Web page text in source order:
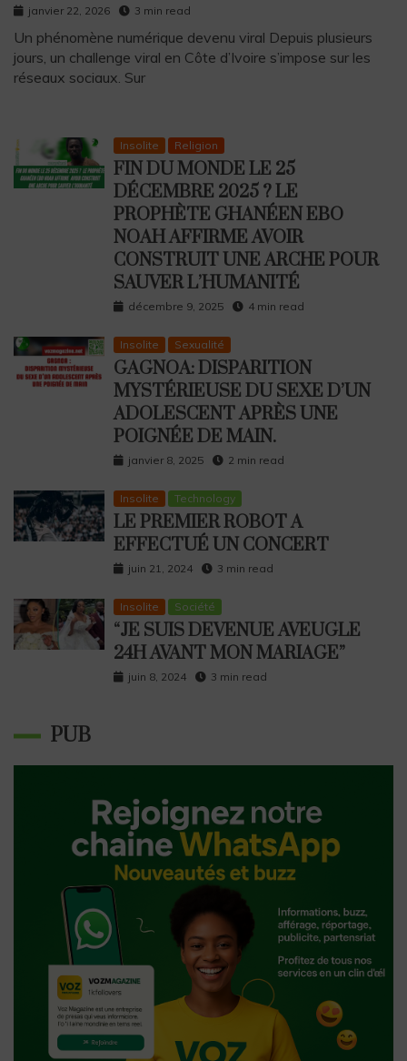
janvier 22, 2026 3 min read
Un phénomène numérique devenu viral Depuis plusieurs
jours, un challenge viral en Côte d’Ivoire s’impose sur les
réseaux sociaux. Sur
Insolite Religion
FIN DU MONDE LE 25
DÉCEMBRE 2025 ? LE
PROPHÈTE GHANÉEN EBO
NOAH AFFIRME AVOIR
CONSTRUIT UNE ARCHE POUR
SAUVER L’HUMANITÉ
décembre 9, 2025 4 min read
Insolite Sexualité
GAGNOA: DISPARITION
MYSTÉRIEUSE DU SEXE D’UN
ADOLESCENT APRÈS UNE
POIGNÉE DE MAIN.
janvier 8, 2025 2 min read
Insolite Technology
LE PREMIER ROBOT A
EFFECTUÉ UN CONCERT
juin 21, 2024 3 min read
Insolite Société
“JE SUIS DEVENUE AVEUGLE
24H AVANT MON MARIAGE”
juin 8, 2024 3 min read
PUB